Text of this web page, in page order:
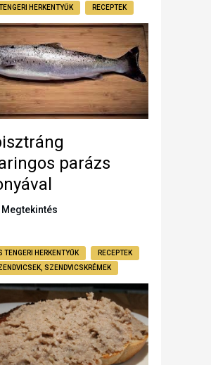
HERKENTYŰK RECEPTEK
parázs
Megtekintés
TENGERI HERKENTYŰK
RECEPTEK
SZENDVICSKRÉMEK